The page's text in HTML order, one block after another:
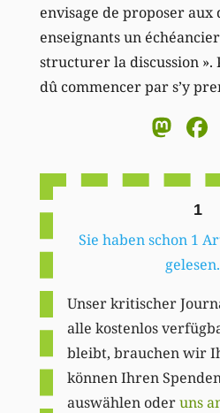
envisage de proposer aux
enseignants un
structurer la discussion
dû commencer par s’y
1
Sie haben schon 1
gelesen.
Unser kritischer
alle kostenlos
bleibt, brauchen wir
können Ihren
auswählen oderuns